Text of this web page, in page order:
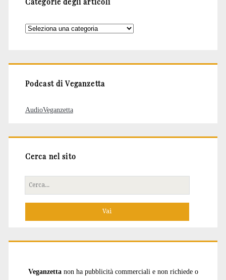
Categorie
Podcast di Veganzetta
AudioVeganzetta
Cerca nel sito
Cerca
per:
Veganzetta non ha pubblicità commerciali e non richiede o